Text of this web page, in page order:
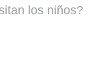
los niños?